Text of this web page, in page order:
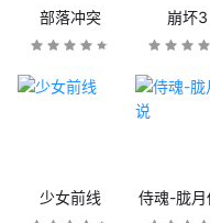
部落冲突 崩坏3
少女前线 侍魂-胧月